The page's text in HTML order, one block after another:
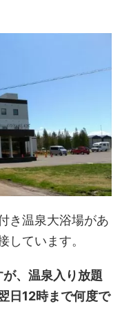
き温泉大浴場があ
しています。
、温泉入り放題
日12時まで何度で